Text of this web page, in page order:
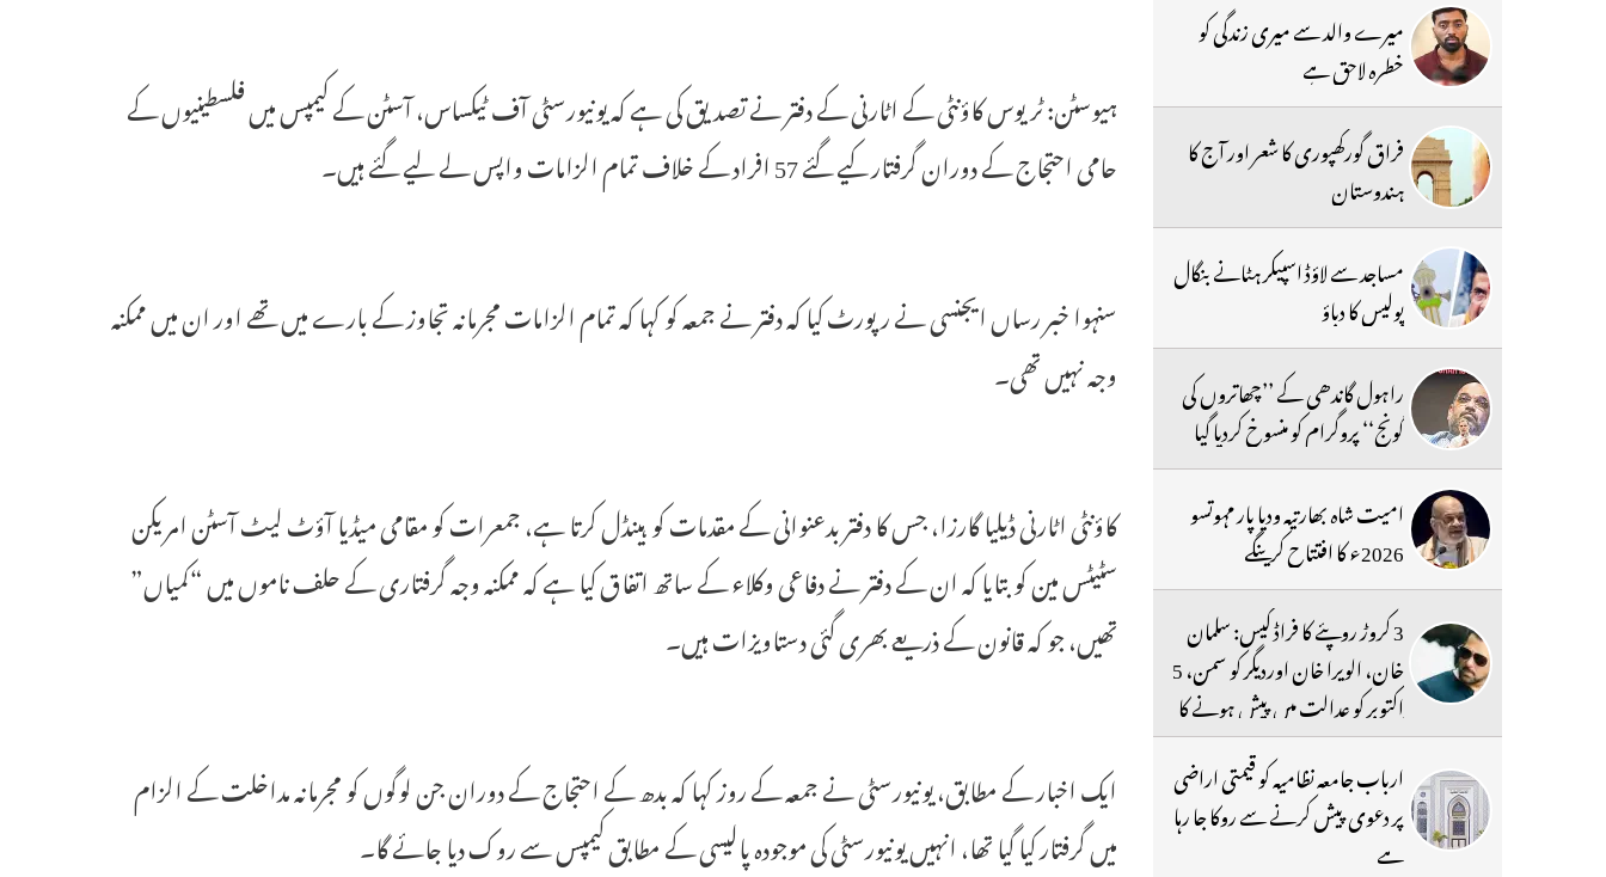
ہیوسٹن: ٹریوس کاؤنٹی کے اٹارنی کے دفتر نے تصدیق کی ہے کہ یونیورسٹی آف ٹیکساس، آسٹن کے کیمپس میں فلسطینیوں کے
حامی احتجاج کے دوران گرفتار کیے گئے 57 افراد کے خلاف تمام الزامات واپس لے لیے گئے ہیں۔
سنہوا خبر رساں ایجنسی نے رپورٹ کیا کہ دفتر نے جمعہ کو کہا کہ تمام الزامات مجرمانہ تجاوز کے بارے میں تھے اور ان میں ممکنہ
وجہ نہیں تھی۔
کاؤنٹی اٹارنی ڈیلیا گارزا، جس کا دفتر بدعنوانی کے مقدمات کو ہینڈل کرتا ہے، جمعرات کو مقامی میڈیا آؤٹ لیٹ آسٹن امریکن
سٹیٹس مین کو بتایا کہ ان کے دفتر نے دفاعی وکلاء کے ساتھ اتفاق کیا ہے کہ ممکنہ وجہ گرفتاری کے حلف ناموں میں “کمیاں”
تھیں، جو کہ قانون کے ذریعے بھری گئی دستاویزات ہیں۔
ایک اخبار کے مطابق، یونیورسٹی نے جمعہ کے روز کہا کہ بدھ کے احتجاج کے دوران جن لوگوں کو مجرمانہ مداخلت کے الزام
میں گرفتار کیا گیا تھا، انہیں یونیورسٹی کی موجودہ پالیسی کے مطابق کیمپس سے روک دیا جائے گا۔
میرے والد سے میری زندگی کو
خطرہ لاحق ہے
فراق گورکھپوری کا شعر اور آج کا
ہندوستان
مساجد سے لاؤڈ اسپیکر ہٹانے بنگال
پولیس کا دباؤ
راہول گاندھی کے ’’چھاتروں کی
گونج‘‘ پروگرام کو منسوخ کردیا گیا
امیت شاہ بھارتیہ ودیا پار مہوتسو
2026ء کا افتتاح کرینگے
3 کروڑ روپئے کا فراڈ کیس: سلمان
خان، الویرا خان اوردیگر کو سمن، 5
اکتوبر کو عدالت میں پیش ہونے کا
حکم
ارباب جامعہ نظامیہ کو قیمتی اراضی
پر دعوی پیش کرنے سے روکا جا رہا
ہے